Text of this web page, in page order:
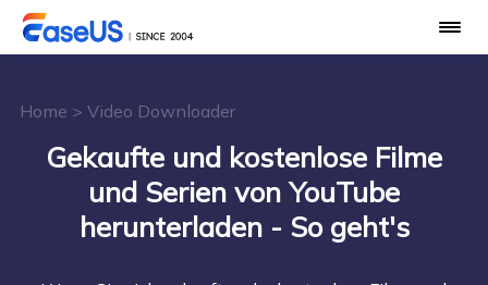
Home > Video Downloader
Gekaufte und kostenlose Filme
und Serien von YouTube
herunterladen - So geht's